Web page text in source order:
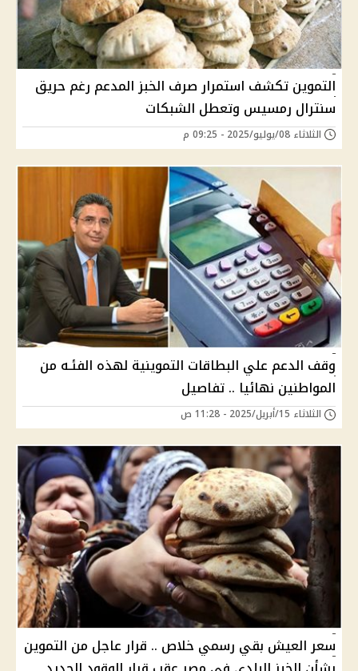
التموين تكشف استمرار صرف الخبز المدعم رغم حريق
سنترال رمسيس وتعطل الشبكات
الثلاثاء 08/يوليو/2025 - 09:25 م
وقف الدعم علي البطاقات التموينية لهذه الفئـه من
المواطنين نهائيا .. تفاصيل
الثلاثاء 15/أبريل/2025 - 11:28 ص
سعر العيش بقي رسمي خلاص .. قرار عاجل من التموين